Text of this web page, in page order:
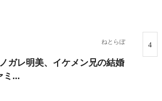
ねとらぼ
ガレ明美、イケメン兄の結婚
ミ...
4